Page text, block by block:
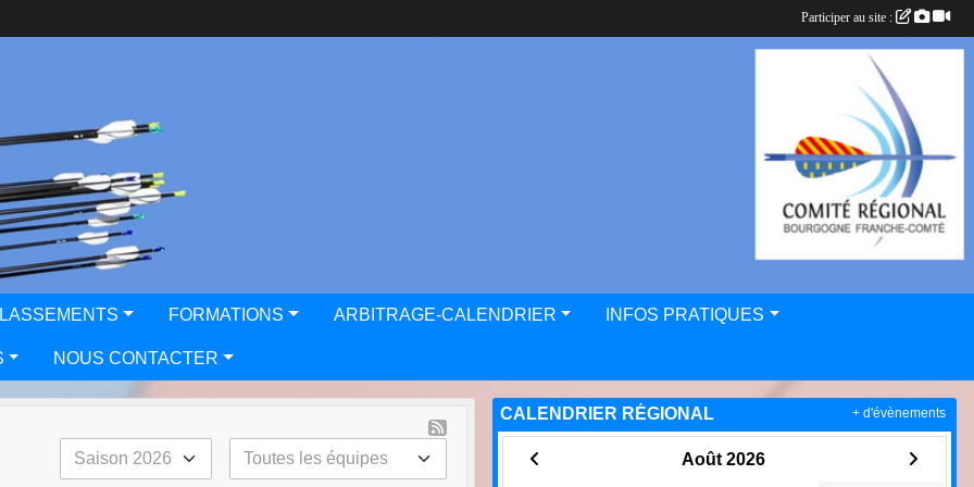
FORMATIONS ARBITRAGE-CALENDRIER INFOS PRATIQUES
NOUS CONTACTER
CALENDRIER RÉGIONAL
Août 2026
+ d'évènements
Participer au site :